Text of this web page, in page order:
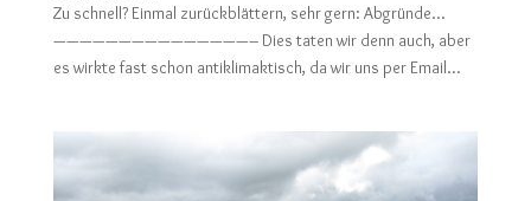
Zu schnell? Einmal zurückblättern, sehr gern: Abgründe…
———————————————– Dies taten wir denn auch, aber
es wirkte fast schon antiklimaktisch, da wir uns per Email...